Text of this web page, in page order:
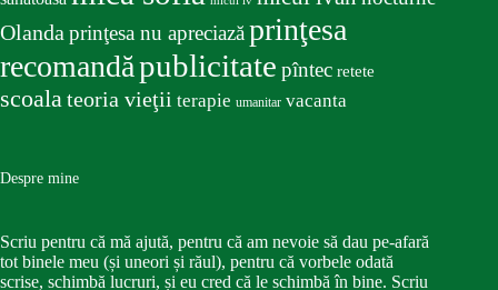
Olandaprinţesa nu apreciazăprinţesa
recomandăpublicitate pîntec retete
scoalateoria vieţii terapie umanitar vacanta
Despre mine
Scriu pentru că mă ajută, pentru că am nevoie să dau pe-afară
tot binele meu (și uneori și răul), pentru că vorbele odată
scrise, schimbă lucruri, și eu cred că le schimbă în bine. Scriu